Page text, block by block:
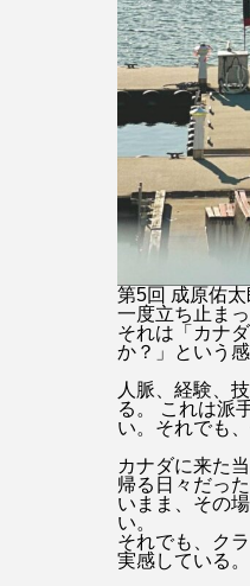
第5回 成原佑
一度立ち止ま
それは「 カナ
か？ 」という
人脈、経験、
る。 これは派
い。それでも
カナダに来た
帰る日々だっ
いまま、その
い。
それでも、ク
実感している。